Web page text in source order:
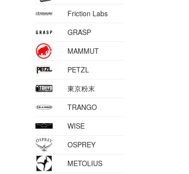
Friction Labs
GRASP
MAMMUT
PETZL
東京粉末
TRANGO
WISE
OSPREY
METOLIUS